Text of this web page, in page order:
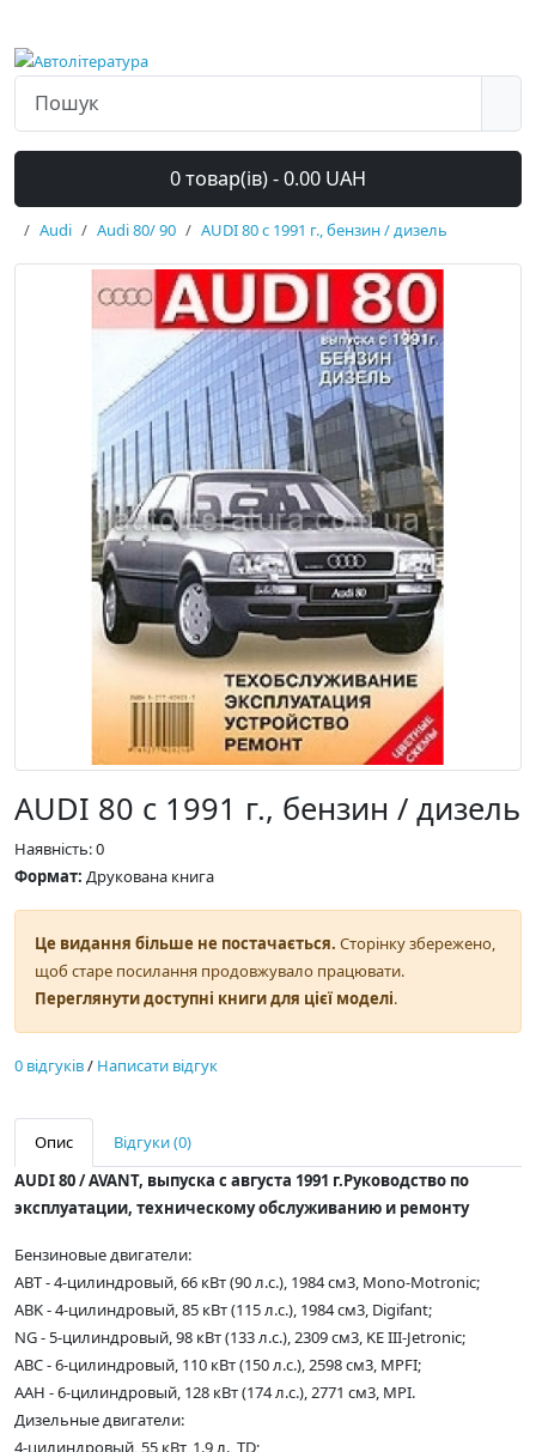
0 товар(ів) - 0.00 UAH
Audi Audi 80/ 90 AUDI 80 с 1991 г., бензин / дизель
AUDI 80 с 1991 г., бензин / дизель
Наявність: 0
Формат: Друкована книга
Це видання більше не постачається. Сторінку збережено,
щоб старе посилання продовжувало працювати.
Переглянути доступні книги для цієї моделі.
0 відгуків/ Написати відгук
Опис
Відгуки (0)
AUDI 80 / AVANT, выпуска с августа 1991 г.Руководство по
эксплуатации, техническому обслуживанию и ремонту
Бензиновые двигатели:
ABT - 4-цилиндровый, 66 кВт (90 л.с.), 1984 см3, Mono-Motronic;
ABK - 4-цилиндровый, 85 кВт (115 л.с.), 1984 см3, Digifant;
NG - 5-цилиндровый, 98 кВт (133 л.с.), 2309 см3, KE III-Jetronic;
ABC - 6-цилиндровый, 110 кВт (150 л.с.), 2598 см3, MPFI;
AAH - 6-цилиндровый, 128 кВт (174 л.с.), 2771 см3, MPI.
Дизельные двигатели:
4-цилиндровый, 55 кВт, 1.9 л., TD;